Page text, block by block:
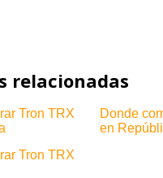
relacionadas
Tron TRX
Donde
en
Tron TRX